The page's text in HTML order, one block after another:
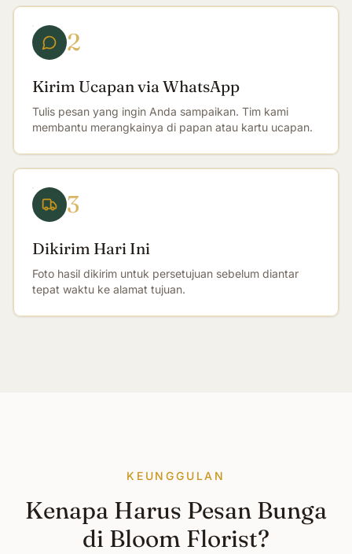
2
Kirim Ucapan via WhatsApp
Tulis pesan yang ingin Anda sampaikan. Tim kami
membantu merangkainya di papan atau kartu ucapan.
3
Dikirim Hari Ini
Foto hasil dikirim untuk persetujuan sebelum diantar
tepat waktu ke alamat tujuan.
KEUNGGULAN
Kenapa Harus Pesan Bunga
di Bloom Florist?